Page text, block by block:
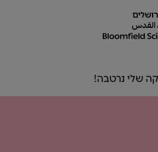
שלי נרטבה!